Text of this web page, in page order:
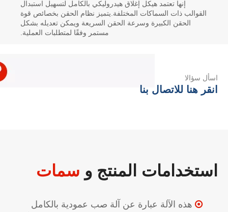
إنها تعتمد هيكل إغلاق هيدروليكي بالكامل لتسهيل استبدال
القوالب ذات السماكات المختلفة.يتميز نظام الحقن بخصائص قوة
الحقن الكبيرة وسرعة الحقن السريعة ويمكن تعديله بشكل
مستمر وفقًا لمتطلبات العملية.
اسأل سؤالا
انقر هنا للاتصال بنا
استخدامات المنتج و سمات
 هذه الآلة عبارة عن آلة صب عمودية بالكامل